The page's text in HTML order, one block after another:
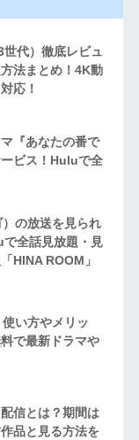
代）徹底レビュ
法まとめ！4K動
応！
『あなたの番で
ビス！Huluで全
の放送を見られ
全話見放題・見
HINA ROOM」
い方やメリッ
で最新ドラマや
信とは？期間は
品と見る方法を